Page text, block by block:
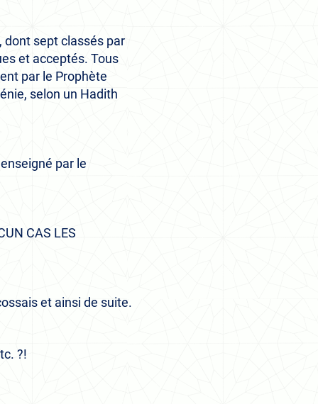
dont sept classés par
et acceptés. Tous
par le Prophète
selon un Hadith
par le
CAS LES
et ainsi de suite.
?!